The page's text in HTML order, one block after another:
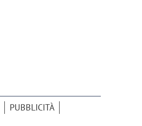
PUBBLICITÀ